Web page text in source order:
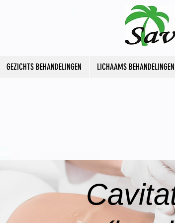
GEZICHTS BEHANDELINGEN LICHAAMS BEHANDELINGEN